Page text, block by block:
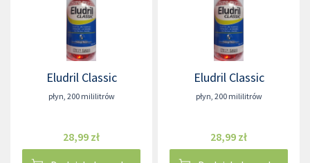
Eludril Classic
płyn, 200 mililitrów
28,99 zł
Eludril Classic
płyn, 200 mililitrów
28,99 zł